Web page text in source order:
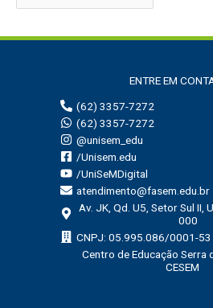
ENTRE EM
(62) 3357-7272
(62) 3357-7272
@unisem_edu
/Unisem.edu
/UniSeMDigital
atendimento@fasem.edu.br
Av. JK, Qd. U5, Setor Sul II,
000
CNPJ: 05.995.086/0001-53
Centro de Educação Serra
CESEM